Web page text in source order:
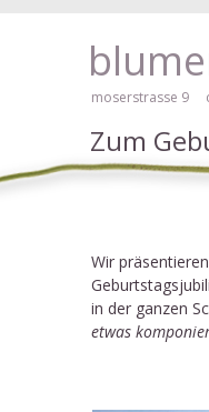
hier klicken!
moserstrasse 9
Blumen bestellen mit
Zum
Wir
in der ganzen
etwas